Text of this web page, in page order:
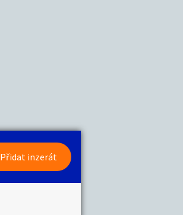
Přidat inzerát
Sběratelství